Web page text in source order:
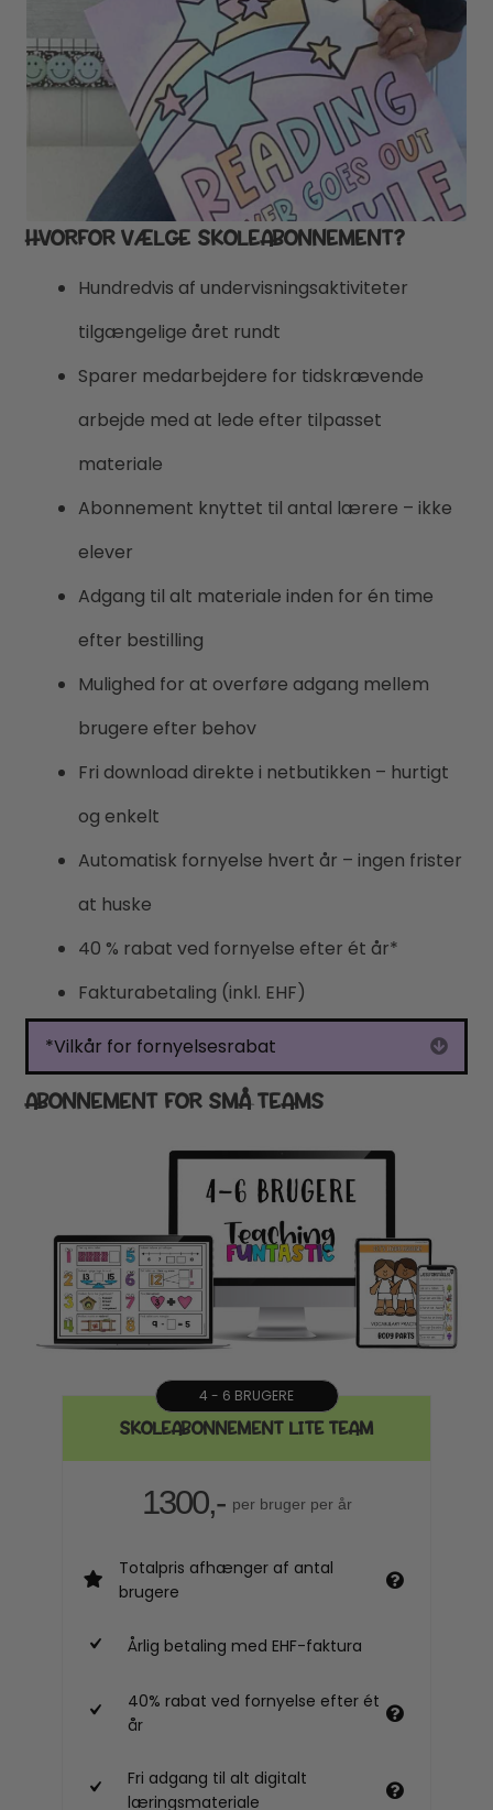
HVORFOR VÆLGE SKOLEABONNEMENT?
Hundredvis af undervisningsaktiviteter
tilgængelige året rundt
Sparer medarbejdere for tidskrævende
arbejde med at lede efter tilpasset
materiale
Abonnement knyttet til antal lærere – ikke
elever
Adgang til alt materiale inden for én time
efter bestilling
Mulighed for at overføre adgang mellem
brugere efter behov
Fri download direkte i netbutikken – hurtigt
og enkelt
Automatisk fornyelse hvert år – ingen frister
at huske
40 % rabat ved fornyelse efter ét år*
Fakturabetaling (inkl. EHF)
*Vilkår for fornyelsesrabat
ABONNEMENT FOR SMÅ TEAMS
4 - 6 BRUGERE
SKOLEABONNEMENT LITE TEAM
1300,- per bruger per år
Totalpris afhænger af antal
brugere
Årlig betaling med EHF-faktura
40% rabat ved fornyelse efter ét
år
Fri adgang til alt digitalt
læringsmateriale